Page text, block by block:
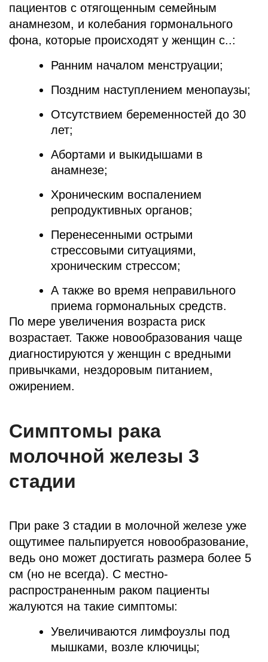
пациентов с отягощенным семейным
анамнезом, и колебания гормонального
фона, которые происходят у женщин с..:
Ранним началом менструации;
Поздним наступлением менопаузы;
Отсутствием беременностей до 30
лет;
Абортами и выкидышами в
анамнезе;
Хроническим воспалением
репродуктивных органов;
Перенесенными острыми
стрессовыми ситуациями,
хроническим стрессом;
А также во время неправильного
приема гормональных средств.
По мере увеличения возраста риск
возрастает. Также новообразования чаще
диагностируются у женщин с вредными
привычками, нездоровым питанием,
ожирением.
Симптомы рака
молочной железы 3
стадии
При раке 3 стадии в молочной железе уже
ощутимее пальпируется новообразование,
ведь оно может достигать размера более 5
см (но не всегда). С местно-
распространенным раком пациенты
жалуются на такие симптомы:
Увеличиваются лимфоузлы под
мышками, возле ключицы;